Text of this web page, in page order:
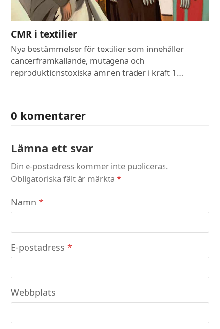
CMR i textilier
Nya bestämmelser för textilier som innehåller
cancerframkallande, mutagena och
reproduktionstoxiska ämnen träder i kraft 1…
0 komentarer
Lämna ett svar
Din e-postadress kommer inte publiceras.
Obligatoriska fält är märkta*
Namn*
E-postadress*
Webbplats